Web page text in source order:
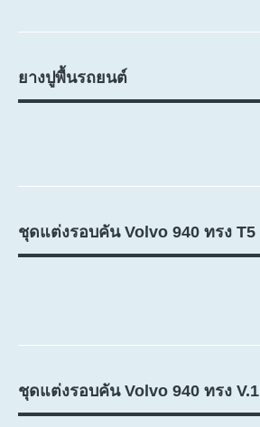
ยางปูพื้นรถยนต์
ชุดแต่งรอบคัน Volvo 940 ทรง T5
ชุดแต่งรอบคัน Volvo 940 ทรง V.1